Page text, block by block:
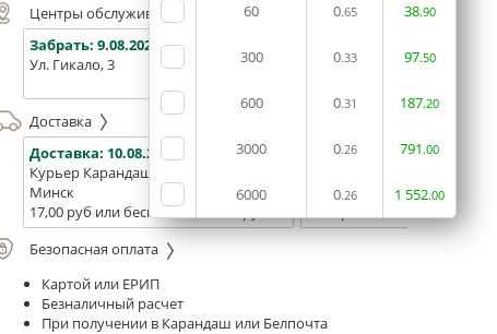
60 0.65 38.90
300 0.33 97.50
600 0.31 187.20
3000 0.26 791.00
6000 0.26 1 552.00
Центры обслуживания, самовывоз
Забрать: 9.08.2026
Ул. Гикало, 3
Ул. Б. Хмельницкого, 7
Доставка
Доставка: 10.08.2026
Курьер Карандаш
Минск
17,00 руб или бесплатно от 400 руб.
Доставка:
12.08.2026 -
Минск и Беларусь
16,00р. или бесплатно от
Безопасная оплата
Картой или ЕРИП
Безналичный расчет
При получении в Карандаш или Белпочта